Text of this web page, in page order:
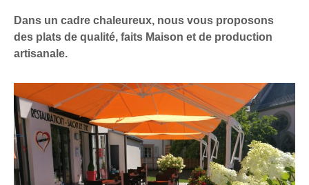
Dans un cadre chaleureux, nous vous proposons
des plats de qualité, faits Maison et de production
artisanale.